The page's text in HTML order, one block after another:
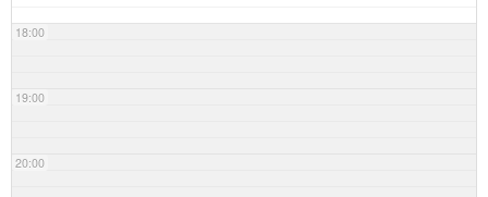
18:00
19:00
20:00